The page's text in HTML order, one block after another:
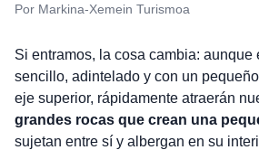
Por Markina-Xemein Turismoa
Si entramos, la cosa cambia: aunque
sencillo, adintelado y con un
eje superior, rápidamente atraerán
grandes rocas que crean una
sujetan entre sí y albergan en su